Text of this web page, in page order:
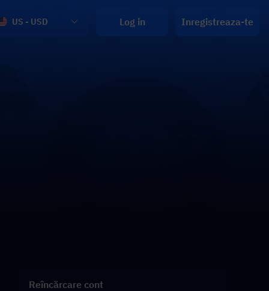
US - USD Log in Inregistreaza-te
Reîncărcare cont